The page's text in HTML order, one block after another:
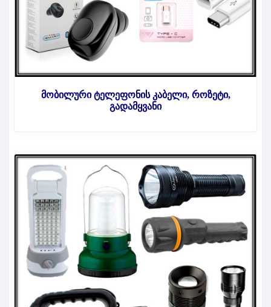
მობილური ტელეფონის კაბელი, როზეტი,
გადამყვანი